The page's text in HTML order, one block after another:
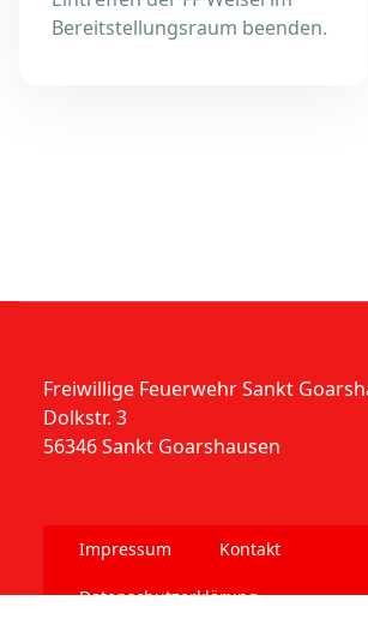
Bereitstellungsraum beenden.
Freiwillige Feuerwehr Sankt
Dolkstr. 3
56346 Sankt Goarshausen
Impressum Kontakt
Datenschutzerklärung